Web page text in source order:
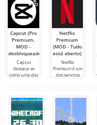
Capcut (Pro
Premium,
MOD -
desbloqueado)
Capcut
destaca-se
como uma das
para edição de
vídeo,
garantindo um
Netflix
Premium
(MOD - Tudo
está aberto)
Netflix
Premium é um
dos serviços
programas de
TV em